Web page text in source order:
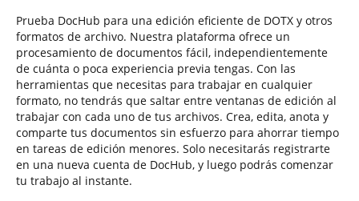
Prueba DocHub para una edición eficiente de DOTX y otros
formatos de archivo. Nuestra plataforma ofrece un
procesamiento de documentos fácil, independientemente
de cuánta o poca experiencia previa tengas. Con las
herramientas que necesitas para trabajar en cualquier
formato, no tendrás que saltar entre ventanas de edición al
trabajar con cada uno de tus archivos. Crea, edita, anota y
comparte tus documentos sin esfuerzo para ahorrar tiempo
en tareas de edición menores. Solo necesitarás registrarte
en una nueva cuenta de DocHub, y luego podrás comenzar
tu trabajo al instante.